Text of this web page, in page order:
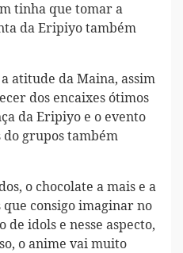
tinha que tomar a
da Eripiyo também
atitude da Maina, assim
dos encaixes ótimos
da Eripiyo e o evento
grupos também
o chocolate a mais e a
consigo imaginar no
idols e nesse aspecto,
o anime vai muito